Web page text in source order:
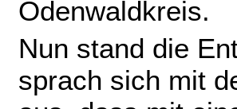
Odenwaldkreis.
Nun stand die
sprach sich mit